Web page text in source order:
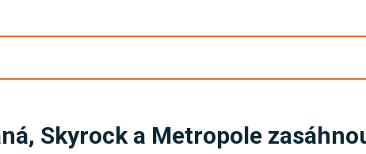
Skyrock a Metropole